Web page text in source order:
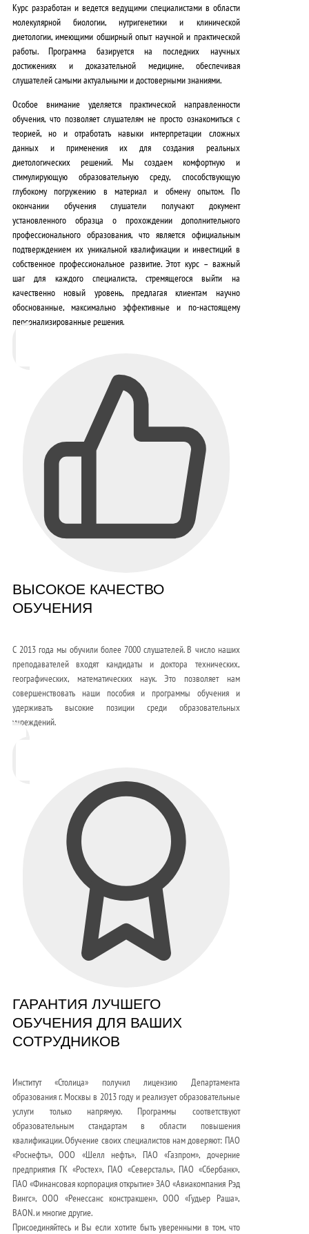
Курс разработан и ведется ведущими специалистами в области
молекулярной биологии, нутригенетики и клинической
диетологии, имеющими обширный опыт научной и практической
работы. Программа базируется напоследних научных
достижениях и доказательной медицине, обеспечивая
слушателей самыми актуальными и достоверными знаниями.
Особое внимание уделяется практической направленности
обучения, что позволяет слушателям не просто ознакомиться с
теорией, но иотработать навыки интерпретации сложных
данных и применения их для создания реальных
диетологических решений. Мы создаемкомфортную и
стимулирующую образовательную среду, способствующую
глубокому погружению в материал и обмену опытом. По
окончании обучения слушатели получают документ
установленного образца о прохождении дополнительного
профессионального образования, что является официальным
подтверждением их уникальной квалификации и инвестиций в
собственное профессиональное развитие. Этот курс – важный
шаг для каждого специалиста, стремящегося выйти на
качественно новый уровень, предлагая клиентам научно
обоснованные, максимально эффективные и по-настоящему
персонализированные решения.
ВЫСОКОЕ КАЧЕСТВО
ОБУЧЕНИЯ
С 2013 года мы обучили более 7000 слушателей. В число наших
преподавателей входят кандидаты и доктора технических,
географических, математических наук. Это позволяет нам
совершенствовать наши пособия и программы обучения и
удерживать высокие позиции среди образовательных
учреждений.
ГАРАНТИЯ ЛУЧШЕГО
ОБУЧЕНИЯ ДЛЯ ВАШИХ
СОТРУДНИКОВ
Институт «Столица» получил лицензию Департамента
образования г. Москвы в 2013 году и реализует образовательные
услуги только напрямую. Программы соответствуют
образовательным стандартам в области повышения
квалификации. Обучение своих специалистов нам доверяют: ПАО
«Роснефть», ООО «Шелл нефть», ПАО «Газпром», дочерние
предприятия ГК «Ростех», ПАО «Северсталь», ПАО «Сбербанк»,
ПАО «Финансовая корпорация открытие» ЗАО «Авиакомпания Рэд
Вингс», ООО «Ренессанс констракшен», ООО «Гудьер Раша»,
BAON. и многие другие.
Присоединяйтесь и Вы если хотите быть уверенными в том, что